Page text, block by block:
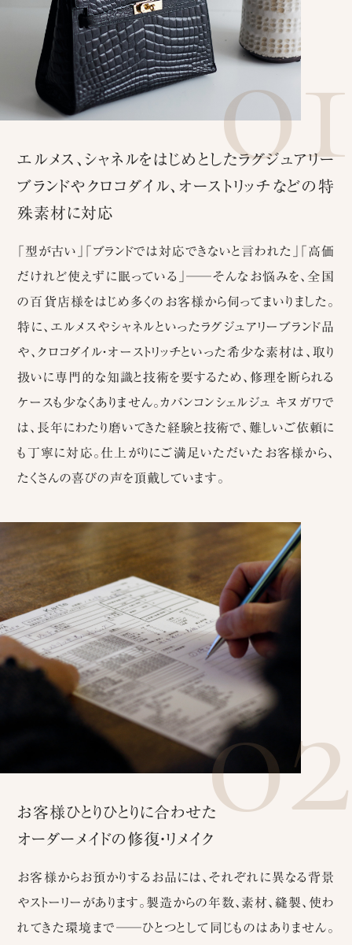
01
エルメス、シャネルをはじめとしたラグジュアリー
ブランドやクロコダイル、オーストリッチなどの特
殊素材に対応
「型が古い」「ブランドでは対応できないと言われた」「高価
だけれど使えずに眠っている」──そんなお悩みを、全国
の百貨店様をはじめ多くのお客様から伺ってまいりました。
特に、エルメスやシャネルといったラグジュアリーブランド品
や、クロコダイル・オーストリッチといった希少な素材は、取り
扱いに専門的な知識と技術を要するため、修理を断られる
ケースも少なくありません。カバンコンシェルジュ キヌガワで
は、長年にわたり磨いてきた経験と技術で、難しいご依頼に
も丁寧に対応。仕上がりにご満足いただいたお客様から、
たくさんの喜びの声を頂戴しています。
02
お客様ひとりひとりに合わせた
オーダーメイドの修復・リメイク
お客様からお預かりするお品には、それぞれに異なる背景
やストーリーがあります。製造からの年数、素材、縫製、使わ
れてきた環境まで──ひとつとして同じものはありません。